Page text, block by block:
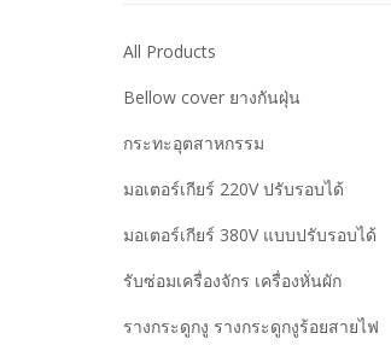
All Products
Bellow cover ยางกันฝุ่น
กระทะอุตสาหกรรม
มอเตอร์เกียร์ 220V ปรับรอบได้
มอเตอร์เกียร์ 380V แบบปรับรอบได้
รับซ่อมเครื่องจักร เครื่องหั่นผัก
รางกระดูกงู รางกระดูกงูร้อยสายไฟ